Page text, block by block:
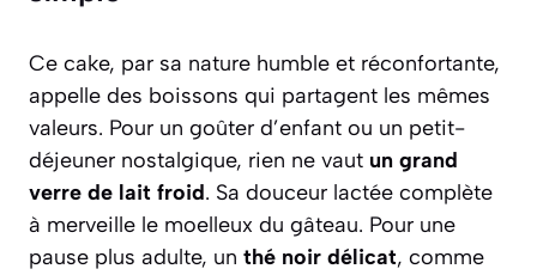
Ce cake, par sa nature humble et réconfortante,
appelle des boissons qui partagent les mêmes
valeurs. Pour un goûter d’enfant ou un petit-
déjeuner nostalgique, rien ne vaut un grand
verre de lait froid. Sa douceur lactée complète
à merveille le moelleux du gâteau. Pour une
pause plus adulte, un thé noir délicat, comme